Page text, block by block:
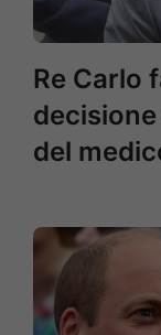
Re Carlo
del